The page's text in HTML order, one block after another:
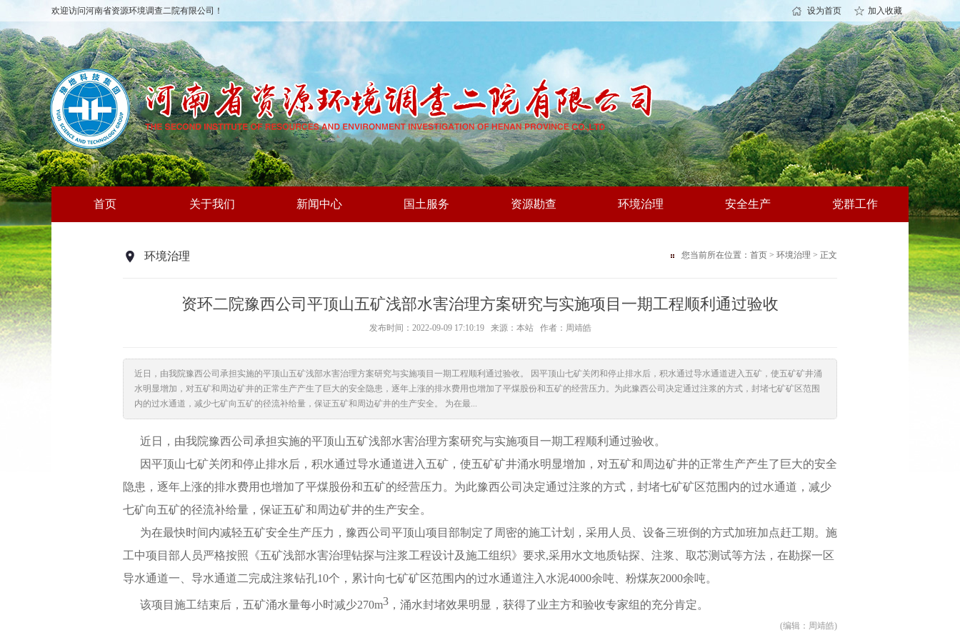
欢迎访问河南省资源环境调查二院有限公司！ 设为首页 加入收藏
首页 关于我们 新闻中心 国土服务 资源勘查 环境治理 安全生产 党群工作
环境治理 您当前所在位置： 首页 > 环境治理 > 正文
资环二院豫西公司平顶山五矿浅部水害治理方案研究与实施项目一期工程顺利通过验收
发布时间：2022-09-09 17:10:19 来源：本站 作者：周靖皓
近日，由我院豫西公司承担实施的平顶山五矿浅部水害治理方案研究与实施项目一期工程顺利通过验收。 因平顶山七矿关闭和停止排水后，积水通过导水通道进入五矿，使五矿矿井涌
水明显增加，对五矿和周边矿井的正常生产产生了巨大的安全隐患，逐年上涨的排水费用也增加了平煤股份和五矿的经营压力。为此豫西公司决定通过注浆的方式，封堵七矿矿区范围
内的过水通道，减少七矿向五矿的径流补给量，保证五矿和周边矿井的生产安全。 为在最...
近日，由我院豫西公司承担实施的平顶山五矿浅部水害治理方案研究与实施项目一期工程顺利通过验收。
因平顶山七矿关闭和停止排水后，积水通过导水通道进入五矿，使五矿矿井涌水明显增加，对五矿和周边矿井的正常生产产生了巨大的安全
隐患，逐年上涨的排水费用也增加了平煤股份和五矿的经营压力。为此豫西公司决定通过注浆的方式，封堵七矿矿区范围内的过水通道，减少
七矿向五矿的径流补给量，保证五矿和周边矿井的生产安全。
为在最快时间内减轻五矿安全生产压力，豫西公司平顶山项目部制定了周密的施工计划，采用人员、设备三班倒的方式加班加点赶工期。施
工中项目部人员严格按照《五矿浅部水害治理钻探与注浆工程设计及施工组织》要求,采用水文地质钻探、注浆、取芯测试等方法，在勘探一区
导水通道一、导水通道二完成注浆钻孔10个，累计向七矿矿区范围内的过水通道注入水泥4000余吨、粉煤灰2000余吨。
该项目施工结束后，五矿涌水量每小时减少270m3 ，涌水封堵效果明显，获得了业主方和验收专家组的充分肯定。
(编辑：周靖皓)